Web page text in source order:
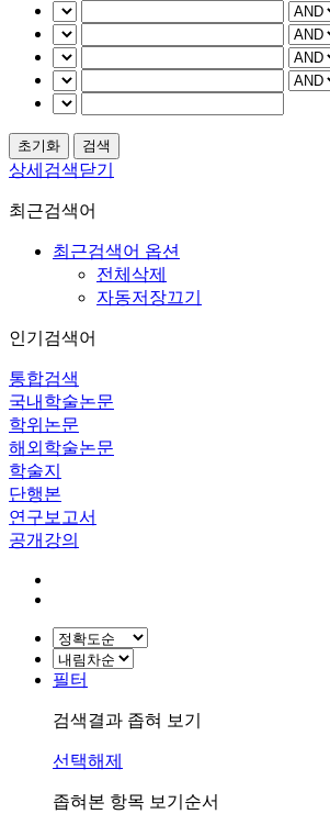
상세검색닫기
최근검색어
최근검색어 옵션
전체삭제
자동저장끄기
인기검색어
통합검색
국내학술논문
학위논문
해외학술논문
학술지
단행본
연구보고서
공개강의
필터
검색결과 좁혀 보기
선택해제
좁혀본 항목 보기순서